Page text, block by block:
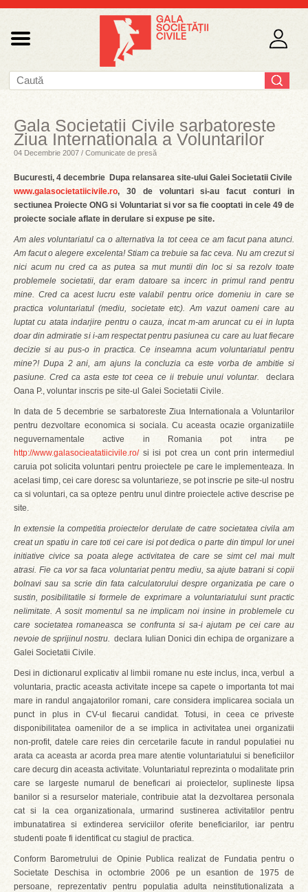
Gala Societatii Civile sarbatoreste
Ziua Internationala a Voluntarilor
04 Decembrie 2007 / Comunicate de presă
Bucuresti, 4 decembrie  Dupa relansarea site-ului Galei Societatii Civile 
www.galasocietatiicivile.ro, 30 de voluntari si-au facut conturi in
sectiunea Proiecte ONG si Voluntariat si vor sa fie cooptati in cele 49 de
proiecte sociale aflate in derulare si expuse pe site.
Am ales voluntariatul ca o alternativa la tot ceea ce am facut pana atunci.
Am facut o alegere excelenta! Stiam ca trebuie sa fac ceva. Nu am crezut si
nici acum nu cred ca as putea sa mut muntii din loc si sa rezolv toate
problemele societatii, dar eram datoare sa incerc in primul rand pentru
mine. Cred ca acest lucru este valabil pentru orice domeniu in care se
practica voluntariatul (mediu, societate etc). Am vazut oameni care au
luptat cu atata indarjire pentru o cauza, incat m-am aruncat cu ei in lupta
doar din admiratie si i-am respectat pentru pasiunea cu care au luat fiecare
decizie si au pus-o in practica. Ce inseamna acum voluntariatul pentru
mine?! Dupa 2 ani, am ajuns la concluzia ca este vorba de ambitie si
pasiune. Cred ca asta este tot ceea ce ii trebuie unui voluntar.  declara
Oana P., voluntar inscris pe site-ul Galei Societatii Civile.
In data de 5 decembrie se sarbatoreste Ziua Internationala a Voluntarilor
pentru dezvoltare economica si sociala. Cu aceasta ocazie organizatiile
neguvernamentale active in Romania pot intra pe
http://www.galasocieatatiicivile.ro/si isi pot crea un cont prin intermediul
caruia pot solicita voluntari pentru proiectele pe care le implementeaza. In
acelasi timp, cei care doresc sa voluntarieze, se pot inscrie pe site-ul nostru
ca si voluntari, ca sa opteze pentru unul dintre proiectele active descrise pe
site.
In extensie la competitia proiectelor derulate de catre societatea civila am
creat un spatiu in care toti cei care isi pot dedica o parte din timpul lor unei
initiative civice sa poata alege activitatea de care se simt cel mai mult
atrasi. Fie ca vor sa faca voluntariat pentru mediu, sa ajute batrani si copii
bolnavi sau sa scrie din fata calculatorului despre organizatia pe care o
sustin, posibilitatile si formele de exprimare a voluntariatului sunt practic
nelimitate. A sosit momentul sa ne implicam noi insine in problemele cu
care societatea romaneasca se confrunta si sa-i ajutam pe cei care au
nevoie de sprijinul nostru.  declara Iulian Donici din echipa de organizare a
Galei Societatii Civile.
Desi in dictionarul explicativ al limbii romane nu este inclus, inca, verbul a
voluntaria, practic aceasta activitate incepe sa capete o importanta tot mai
mare in randul angajatorilor romani, care considera implicarea sociala un
punct in plus in CV-ul fiecarui candidat. Totusi, in ceea ce priveste
disponibilitatea oamenilor de a se implica in activitatea unei organizatii
non-profit, datele care reies din cercetarile facute in randul populatiei nu
arata ca aceasta ar acorda prea mare atentie voluntariatului si beneficiilor
care decurg din aceasta activitate. Voluntariatul reprezinta o modalitate prin
care se largeste numarul de beneficari ai proiectelor, suplineste lipsa
banilor si a resurselor materiale, contribuie atat la dezvoltarea personala
cat si la cea organizationala, urmarind sustinerea activitatilor pentru
imbunatatirea si extinderea serviciilor oferite beneficiarilor, iar pentru
studenti poate fi identificat cu stagiul de practica.
Conform Barometrului de Opinie Publica realizat de Fundatia pentru o
Societate Deschisa in octombrie 2006 pe un esantion de 1975 de
persoane, reprezentativ pentru populatia adulta neinstitutionalizata a